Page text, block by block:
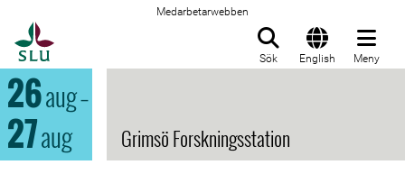
Medarbetarwebben
Sök English Meny
26aug–
27aug Grimsö Forskningsstation